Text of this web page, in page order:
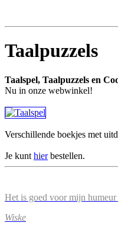
Taalpuzzels
Taalspel, Taalpuzzels en
Nu in onze webwinkel!
Verschillende boekjes met
Je kunt hierbestellen.
Het is goed voor mijn
Wiske